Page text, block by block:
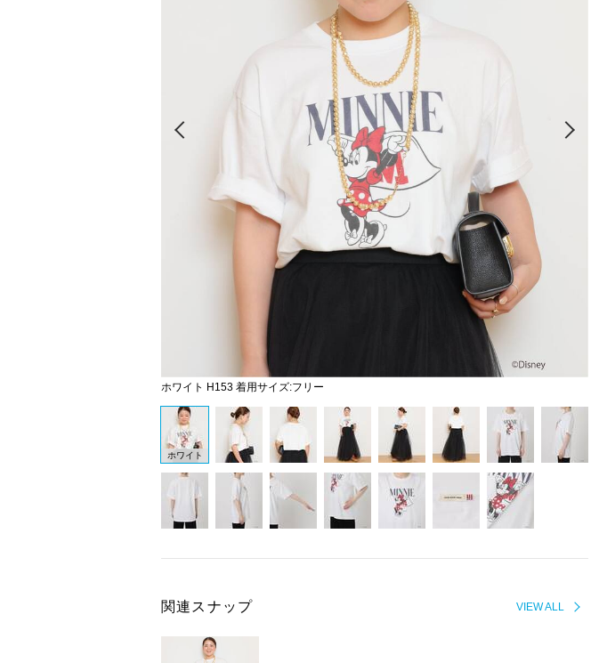
ホワイト H153 着用サイズ:フリー
ホワイト
VIEW ALL
関連スナップ